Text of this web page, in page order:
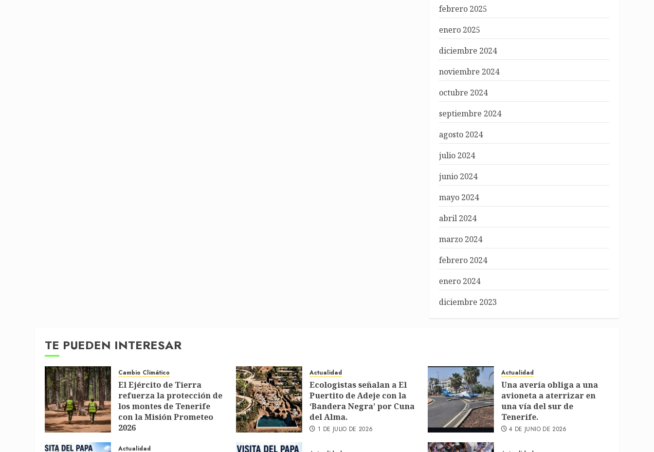
febrero 2025
enero 2025
diciembre 2024
noviembre 2024
octubre 2024
septiembre 2024
agosto 2024
julio 2024
junio 2024
mayo 2024
abril 2024
marzo 2024
febrero 2024
enero 2024
diciembre 2023
TE PUEDEN INTERESAR
Cambio Climático
El Ejército de Tierra
refuerza la protección de
los montes de Tenerife
con la Misión Prometeo
2026
Actualidad
Ecologistas señalan a El
Puertito de Adeje con la
‘Bandera Negra’ por Cuna
del Alma.
1 DE JULIO DE 2026
Actualidad
Una avería obliga a una
avioneta a aterrizar en
una vía del sur de
Tenerife.
4 DE JUNIO DE 2026
Actualidad